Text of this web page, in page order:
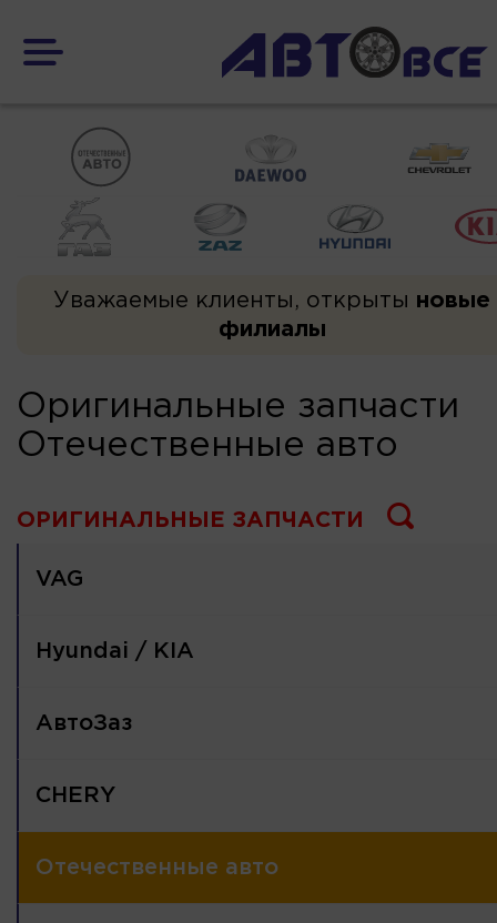
Уважаемые клиенты, открыты новые
филиалы
Оригинальные запчасти
Отечественные авто
ОРИГИНАЛЬНЫЕ ЗАПЧАСТИ
VAG
Hyundai / KIA
АвтоЗаз
CHERY
Отечественные авто